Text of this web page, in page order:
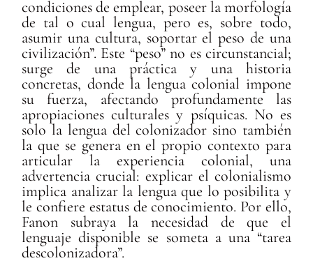
condiciones de emplear, poseer la morfología
de tal o cual lengua, pero es, sobre todo,
asumir una cultura, soportar el peso de una
civilización”. Este “peso” no es circunstancial;
surge de una práctica y una historia
concretas, donde la lengua colonial impone
su fuerza, afectando profundamente las
apropiaciones culturales y psíquicas. No es
solo la lengua del colonizador sino también
la que se genera en el propio contexto para
articular la experiencia colonial, una
advertencia crucial: explicar el colonialismo
implica analizar la lengua que lo posibilita y
le confiere estatus de conocimiento. Por ello,
Fanon subraya la necesidad de que el
lenguaje disponible se someta a una “tarea
descolonizadora”.